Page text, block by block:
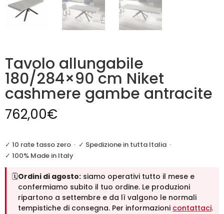
Tavolo allungabile
180/284×90 cm Niket
cashmere gambe antracite
762,00€
✓ 10 rate tasso zero · ✓ Spedizione in tutta Italia ·
✓ 100% Made in Italy
🗓️Ordini di agosto: siamo operativi tutto il mese e
confermiamo subito il tuo ordine. Le produzioni
ripartono a settembre e da lì valgono le normali
tempistiche di consegna. Per informazioni contattaci.